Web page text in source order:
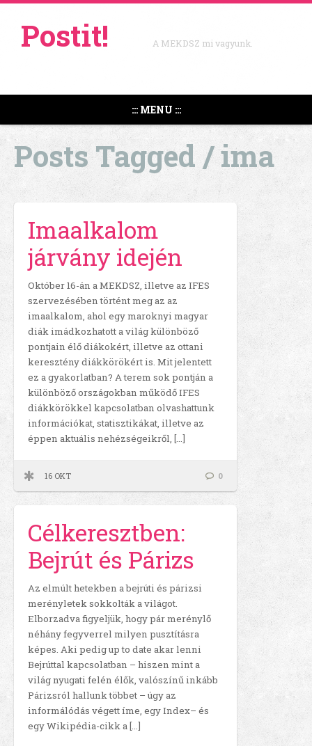
Postit! A MEKDSZ mi vagyunk.
::: MENU :::
Posts Tagged /ima
Imaalkalom
járvány idején
Október 16-án a MEKDSZ, illetve az IFES
szervezésében történt meg az az
imaalkalom, ahol egy maroknyi magyar
diák imádkozhatott a világ különböző
pontjain élő diákokért, illetve az ottani
keresztény diákkörökért is. Mit jelentett
ez a gyakorlatban? A terem sok pontján a
különböző országokban működő IFES
diákkörökkel kapcsolatban olvashattunk
információkat, statisztikákat, illetve az
éppen aktuális nehézségeikről, […]
16 OKT 0
Célkeresztben:
Bejrút és Párizs
Az elmúlt hetekben a bejrúti és párizsi
merényletek sokkolták a világot.
Elborzadva figyeljük, hogy pár merénylő
néhány fegyverrel milyen pusztításra
képes. Aki pedig up to date akar lenni
Bejrúttal kapcsolatban – hiszen mint a
világ nyugati felén élők, valószínű inkább
Párizsról hallunk többet – úgy az
informálódás végett íme, egy Index– és
egy Wikipédia-cikk a […]